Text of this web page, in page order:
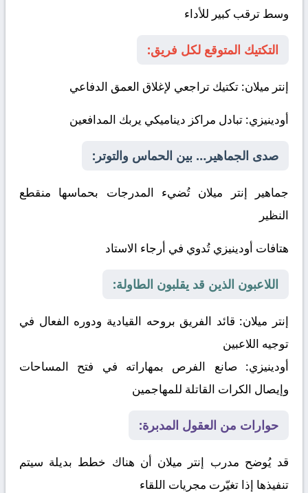
وسط ترقب كبير للأداء
التكتيك المتوقع لكل فريق:
إنتر ميلان: تكتيك تراجعي لإغلاق العمق الدفاعي
أودينيزي: تبادل مراكز ديناميكي يربك المدافعين
صدى الجماهير… بين الحماس والتوتر:
جماهير إنتر ميلان تُضيء المدرجات بحماسها منقطع
النظير
هتافات أودينيزي تُدوي في أرجاء الاستاد
اللاعبون الذين قد يقلبون الطاولة:
إنتر ميلان: قائد الفريق بروحه القيادية ودوره الفعال في
توجيه اللاعبين
أودينيزي: صانع الفرص بمهاراته في فتح المساحات
وإيصال الكرات القاتلة للمهاجمين
حوارات من العقول المدبرة:
قد يُوضح مدرب إنتر ميلان أن هناك خطط بديلة سيتم
تنفيذها إذا تغيّرت مجريات اللقاء